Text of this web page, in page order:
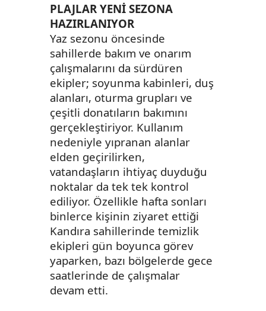
PLAJLAR YENİ SEZONA
HAZIRLANIYOR
Yaz sezonu öncesinde
sahillerde bakım ve onarım
çalışmalarını da sürdüren
ekipler; soyunma kabinleri, duş
alanları, oturma grupları ve
çeşitli donatıların bakımını
gerçekleştiriyor. Kullanım
nedeniyle yıpranan alanlar
elden geçirilirken,
vatandaşların ihtiyaç duyduğu
noktalar da tek tek kontrol
ediliyor. Özellikle hafta sonları
binlerce kişinin ziyaret ettiği
Kandıra sahillerinde temizlik
ekipleri gün boyunca görev
yaparken, bazı bölgelerde gece
saatlerinde de çalışmalar
devam etti.